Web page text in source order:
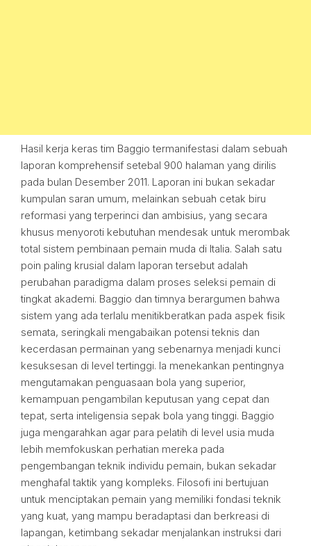
Hasil kerja keras tim Baggio termanifestasi dalam sebuah
laporan komprehensif setebal 900 halaman yang dirilis
pada bulan Desember 2011. Laporan ini bukan sekadar
kumpulan saran umum, melainkan sebuah cetak biru
reformasi yang terperinci dan ambisius, yang secara
khusus menyoroti kebutuhan mendesak untuk merombak
total sistem pembinaan pemain muda di Italia. Salah satu
poin paling krusial dalam laporan tersebut adalah
perubahan paradigma dalam proses seleksi pemain di
tingkat akademi. Baggio dan timnya berargumen bahwa
sistem yang ada terlalu menitikberatkan pada aspek fisik
semata, seringkali mengabaikan potensi teknis dan
kecerdasan permainan yang sebenarnya menjadi kunci
kesuksesan di level tertinggi. Ia menekankan pentingnya
mengutamakan penguasaan bola yang superior,
kemampuan pengambilan keputusan yang cepat dan
tepat, serta inteligensia sepak bola yang tinggi. Baggio
juga mengarahkan agar para pelatih di level usia muda
lebih memfokuskan perhatian mereka pada
pengembangan teknik individu pemain, bukan sekadar
menghafal taktik yang kompleks. Filosofi ini bertujuan
untuk menciptakan pemain yang memiliki fondasi teknik
yang kuat, yang mampu beradaptasi dan berkreasi di
lapangan, ketimbang sekadar menjalankan instruksi dari